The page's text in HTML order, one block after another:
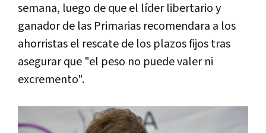
semana, luego de que el líder libertario y
ganador de las Primarias recomendara a los
ahorristas el rescate de los plazos fijos tras
asegurar que "el peso no puede valer ni
excremento".